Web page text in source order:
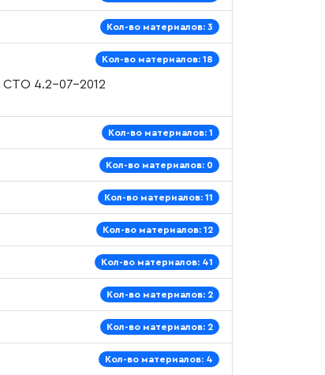
Кол-во материалов: 3
Кол-во материалов: 18
СТО 4.2–07–2012
Кол-во материалов: 1
Кол-во материалов: 0
Кол-во материалов: 11
Кол-во материалов: 12
Кол-во материалов: 41
Кол-во материалов: 2
Кол-во материалов: 2
Кол-во материалов: 4